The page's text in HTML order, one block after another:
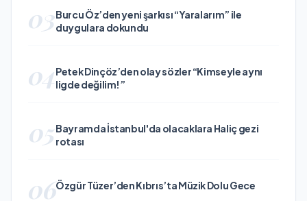
03Burcu Öz’den yeni şarkısı “Yaralarım” ile
duygulara dokundu
04Petek Dinçöz’den olay sözler “Kimseyle aynı
ligde değilim!”
05Bayramda İstanbul'da olacaklara Haliç gezi
rotası
06Özgür Tüzer’den Kıbrıs’ta Müzik Dolu Gece